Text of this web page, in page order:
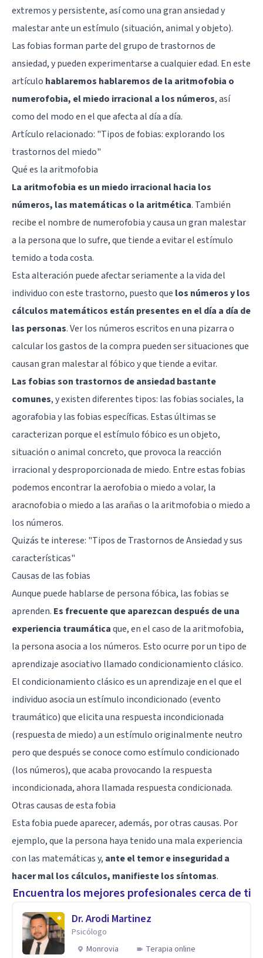
extremos y persistente, así como una gran ansiedad y
malestar ante un estímulo (situación, animal y objeto).
Las fobias forman parte del grupo de trastornos de
ansiedad, y pueden experimentarse a cualquier edad. En este
artículo hablaremos hablaremos de la aritmofobia o
numerofobia, el miedo irracional a los números, así
como del modo en el que afecta al día a día.
Artículo relacionado: "Tipos de fobias: explorando los
trastornos del miedo"
Qué es la aritmofobia
La aritmofobia es un miedo irracional hacia los
números, las matemáticas o la aritmética. También
recibe el nombre de numerofobia y causa un gran malestar
a la persona que lo sufre, que tiende a evitar el estímulo
temido a toda costa.
Esta alteración puede afectar seriamente a la vida del
individuo con este trastorno, puesto que los números y los
cálculos matemáticos están presentes en el día a día de
las personas. Ver los números escritos en una pizarra o
calcular los gastos de la compra pueden ser situaciones que
causan gran malestar al fóbico y que tiende a evitar.
Las fobias son trastornos de ansiedad bastante
comunes, y existen diferentes tipos: las fobias sociales, la
agorafobia y las fobias específicas. Estas últimas se
caracterizan porque el estímulo fóbico es un objeto,
situación o animal concreto, que provoca la reacción
irracional y desproporcionada de miedo. Entre estas fobias
podemos encontrar la aerofobia o miedo a volar, la
aracnofobiao miedo a las arañas o la aritmofobia o miedo a
los números.
Quizás te interese: "Tipos de Trastornos de Ansiedad y sus
características"
Causas de las fobias
Aunque puede hablarse de persona fóbica, las fobias se
aprenden. Es frecuente que aparezcan después de una
experiencia traumáticaque, en el caso de la aritmofobia,
la persona asocia a los números. Esto ocurre por un tipo de
aprendizaje asociativo llamadocondicionamiento clásico.
El condicionamiento clásico es un aprendizaje en el que el
individuo asocia un estímulo incondicionado (evento
traumático) que elicita una respuesta incondicionada
(respuesta de miedo) a un estímulo originalmente neutro
pero que después se conoce como estímulo condicionado
(los números), que acaba provocando la respuesta
incondicionada, ahora llamada respuesta condicionada.
Otras causas de esta fobia
Esta fobia puede aparecer, además, por otras causas. Por
ejemplo, que la persona haya tenido una mala experiencia
con las matemáticas y, ante el temor e inseguridad a
hacer mal los cálculos, manifieste los síntomas.
Encuentra los mejores profesionales cerca de ti
Dr. Arodi Martinez
Psicólogo
Monrovia
Terapia online